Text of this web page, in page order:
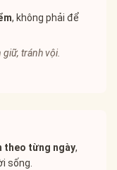
, không phải để
tránh vội.
theo từng ngày,
sống.